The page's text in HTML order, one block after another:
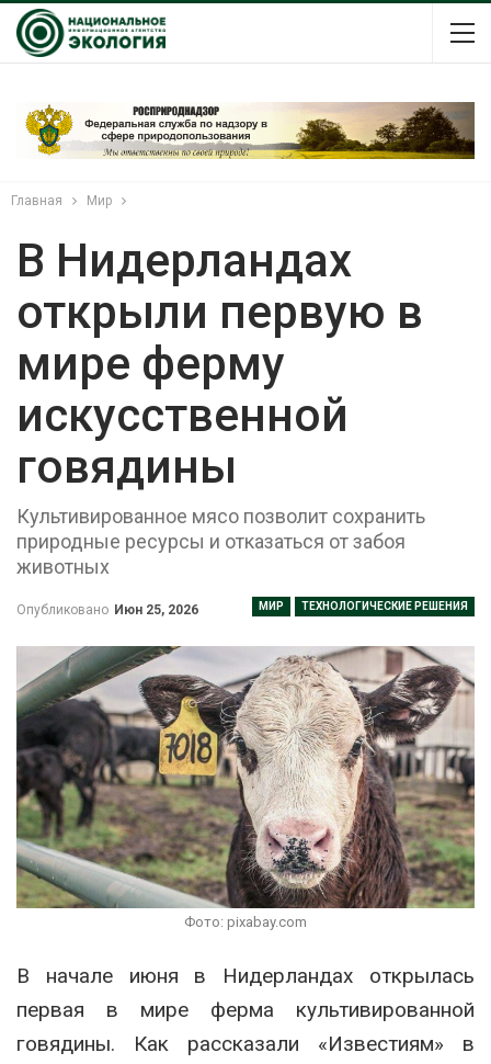
Главная Мир
В Нидерландах
открыли первую в
мире ферму
искусственной
говядины
Культивированное мясо позволит сохранить
природные ресурсы и отказаться от забоя
животных
МИР ТЕХНОЛОГИЧЕСКИЕ РЕШЕНИЯ
Опубликовано Июн 25, 2026
Фото: pixabay.com
В начале июня в Нидерландах открылась
первая в мире ферма культивированной
говядины. Как рассказали «Известиям» в